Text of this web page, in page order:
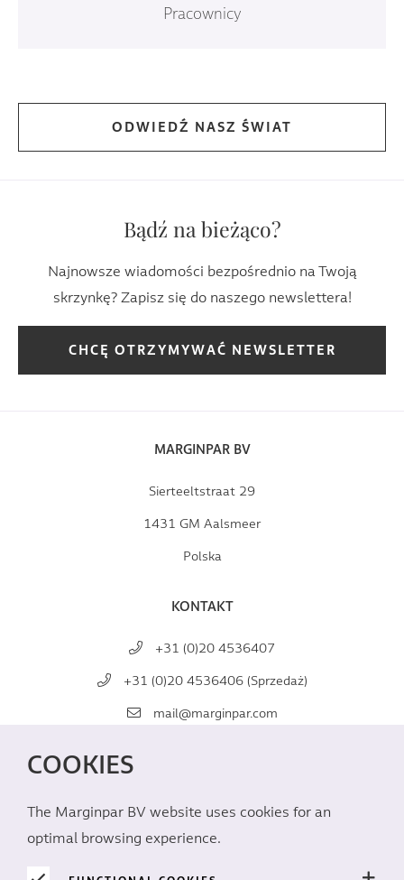
Pracownicy
ODWIEDŹ NASZ ŚWIAT
COOKIES
The Marginpar BV website uses cookies for an
optimal browsing experience.
Bądź na bieżąco?
Najnowsze wiadomości bezpośrednio na Twoją
skrzynkę? Zapisz się do naszego newslettera!
CHCĘ OTRZYMYWAĆ NEWSLETTER
MARGINPAR BV
Sierteeltstraat 29
1431 GM Aalsmeer
Polska
KONTAKT
+31 (0)20 4536407
+31 (0)20 4536406 (Sprzedaż)
mail@marginpar.com
SPOŁECZNOŚCIOWE